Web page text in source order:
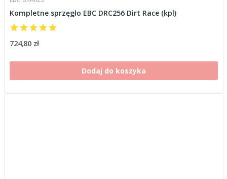
Kompletne sprzęgło EBC DRC256 Dirt Race (kpl)
724,80 zł
Dodaj do koszyka